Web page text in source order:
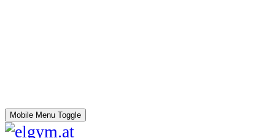
Mobile Menu Toggle